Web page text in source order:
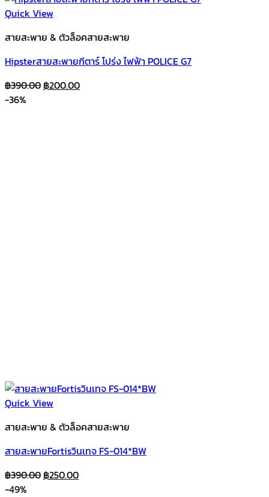
Quick View
สายสะพาย & ตัวล็อคสายสะพาย
Hipsterสายสะพายกีตาร์ โปร่ง ไฟฟ้า POLICE G7
฿390.00 Original
฿200.00Current
-36%
Quick View
สายสะพาย & ตัวล็อคสายสะพาย
สายสะพายFortisวินเทจ FS-014*BW
฿390.00 Original
฿250.00Current
-49%